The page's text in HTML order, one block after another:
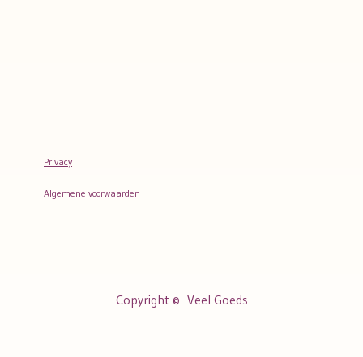
Privacy
Algemene voorwaarden
Copyright © Veel Goeds